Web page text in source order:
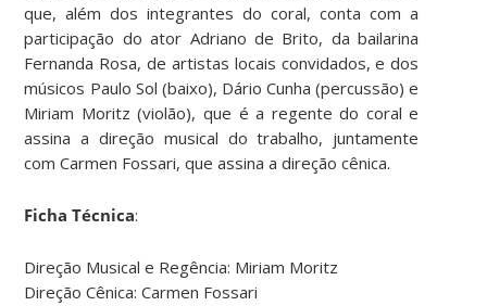
que, além dos integrantes do coral, conta com a
participação do ator Adriano de Brito, da bailarina
Fernanda Rosa, de artistas locais convidados, e dos
músicos Paulo Sol (baixo), Dário Cunha (percussão) e
Miriam Moritz (violão), que é a regente do coral e
assina a direção musical do trabalho, juntamente
com Carmen Fossari, que assina a direção cênica.
Ficha Técnica:
Direção Musical e Regência: Miriam Moritz
Direção Cênica: Carmen Fossari